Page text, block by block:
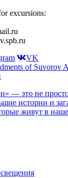
excursions:
VK
of Suvorov
— это не
истории и
живут в